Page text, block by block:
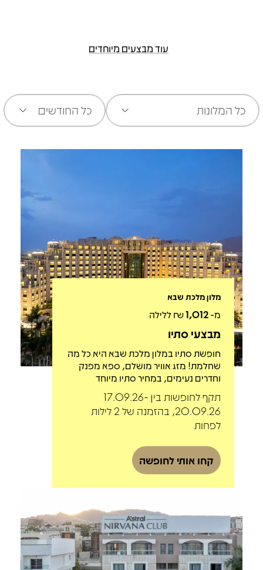
עוד מבצעים מיוחדים
כל המלונות כל החודשים
מלון מלכת שבא
מ-1,012₪ ללילה
מבצעי סתיו
חופשת סתיו במלון מלכת שבא היא כל מה
שחלמת! מזג אוויר מושלם, ספא מפנק
וחדרים נעימים, במחיר סתיו מיוחד
תקף לחופשות בין 17.09.26-
20.09.26, בהזמנה של 2 לילות
לפחות
קחו אותי לחופשה